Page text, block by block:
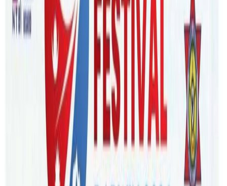
व्रिजवेन/सरल गुरुङ
अष्ट्रेलियाको ब्रिजवेनमा एक नेपालीको डेरामा आगलागी हुदा महत्वपुर्ण